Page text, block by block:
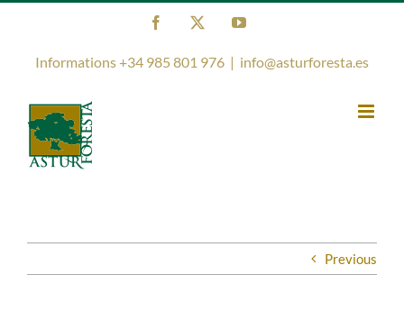
Facebook YouTube
Informations +34 985 801 976 | info@asturforesta.es
Previous